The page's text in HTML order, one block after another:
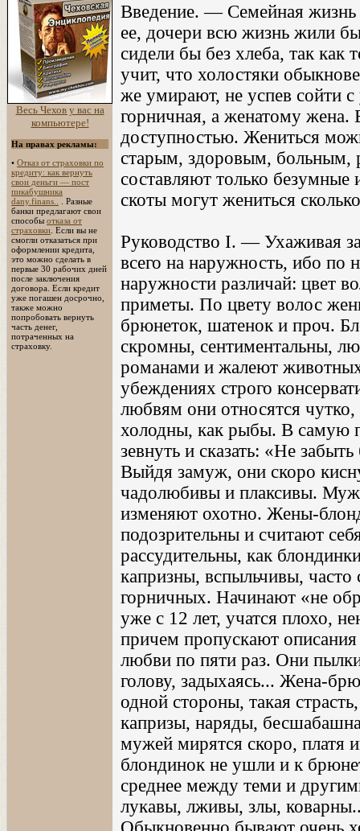
Весь Чехов у вас на
компьютере!
На правах рекламы:
• Отказ от страховки по
кредиту: как вернуть
свои деньги — пост
пикабушника
dany.finans..
. Разные
банки предлагают свои
способы отказа от
страховки . Если вы не
смогли отказаться при
оформлении кредита,
это можно сделать в
первые 30 рабочих дней
после заключения
договора. Если кредит
уже погашен досрочно,
также можно
попробовать вернуть
часть денег,
потраченных на
страховку.
Введение. — Семейная
ее, дочери всю жизнь жили
сидели бы без хлеба, так
учит, что холостяки
же умирают, не успев сойти с
горничная, а женатому
доступностью. Жениться
старым, здоровым, больным,
составляют только
скоты могут жениться
Руководство I. — Ухаживая
всего на наружность, ибо по
наружности различай: цвет
приметы. По цвету волос
брюнеток, шатенок и проч.
скромны, сентиментальны,
романами и жалеют
убеждениях строго
любвям они относятся
холодны, как рыбы. В самую
зевнуть и сказать: «Не
Выйдя замуж, они скоро
чадолюбивы и плаксивы.
изменяют охотно. Жены-
подозрительны и считают
рассудительны, как
капризны, вспыльчивы,
горничных. Начинают «не
уже с 12 лет, учатся плохо,
причем пропускают
любви по пяти раз. Они
голову, задыхаясь... Жена-
одной стороны, такая
капризы, наряды,
мужей мирятся скоро,
блондинок не ушли и к
среднее между теми и
лукавы, лживы, злы,